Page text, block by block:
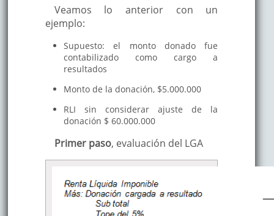
Veamos lo anterior con un
ejemplo:
Supuesto: el monto donado fue
contabilizado como cargo a
resultados
Monto de la donación, $5.000.000
RLI sin considerar ajuste de la
donación $ 60.000.000
Primer paso, evaluación del LGA